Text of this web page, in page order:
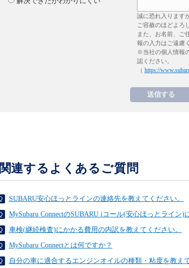
誠に恐れ入ります
ご容赦のほどよろ
また、お名前、ご
報の入力はご遠慮
※当社の個人情報
認ください。
（ https://
関連するよくあるご質問
SUBARU安心ほっとラインの連絡先を教えてください。
MySubaru ConnectのSUBARU iコール(安心ほっとライン)
車検(継続検査)にかかる費用の内訳を教えてください。
MySubaru Connectとは何ですか？
自分の車に適合するエンジンオイルの種類・粘度を教え